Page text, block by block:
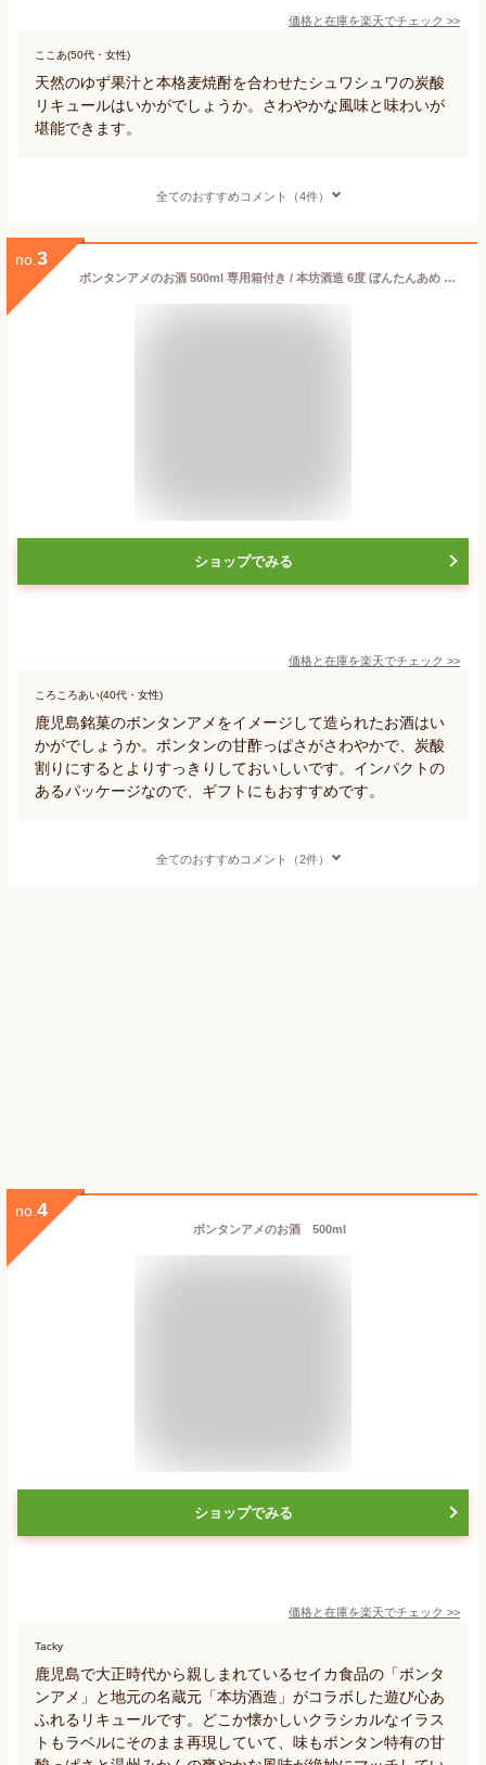
価格と在庫を楽天でチェック >>
ここあ(50代・女性)
天然のゆず果汁と本格麦焼酎を合わせたシュワシュワの炭酸
リキュールはいかがでしょうか。さわやかな風味と味わいが
堪能できます。
全てのおすすめコメント（4件）
no. 3
ボンタンアメのお酒 500ml 専用箱付き / 本坊酒造 6度 ぼんたんあめ 珍しいお酒 リキュール 鹿児島県 南国特産 文旦飴 ギフト プレゼント 父の日
ショップでみる
価格と在庫を楽天でチェック >>
ころころあい(40代・女性)
鹿児島銘菓のボンタンアメをイメージして造られたお酒はい
かがでしょうか。ボンタンの甘酢っぱさがさわやかで、炭酸
割りにするとよりすっきりしておいしいです。インパクトの
あるパッケージなので、ギフトにもおすすめです。
全てのおすすめコメント（2件）
no. 4
ボンタンアメのお酒 500ml
ショップでみる
価格と在庫を楽天でチェック >>
Tacky
鹿児島で大正時代から親しまれているセイカ食品の「ボンタ
ンアメ」と地元の名蔵元「本坊酒造」がコラボした遊び心あ
ふれるリキュールです。どこか懐かしいクラシカルなイラス
トもラベルにそのまま再現していて、味もボンタン特有の甘